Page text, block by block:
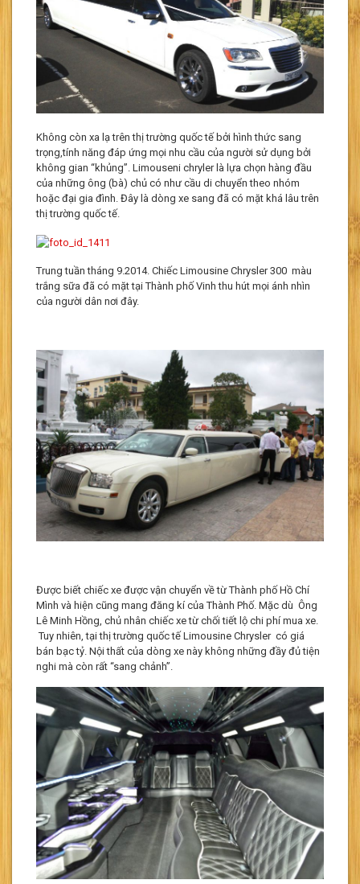
Không còn xa lạ trên thị trường quốc tế bởi hình thức sang
trọng,tính năng đáp ứng mọi nhu cầu của người sử dụng bởi
không gian “khủng”. Limouseni chryler là lựa chọn hàng đầu
của những ông (bà) chủ có như cầu di chuyển theo nhóm
hoặc đại gia đình. Đây là dòng xe sang đã có mặt khá lâu trên
thị trường quốc tế.
Trung tuần tháng 9.2014. Chiếc Limousine Chrysler 300 màu
trắng sữa đã có mặt tại Thành phố Vinh thu hút mọi ánh nhìn
của người dân nơi đây.
Được biết chiếc xe được vận chuyển về từ Thành phố Hồ Chí
Mình và hiện cũng mang đăng kí của Thành Phố. Mặc dù Ông
Lê Minh Hồng, chủ nhân chiếc xe từ chối tiết lộ chi phí mua xe.
Tuy nhiên, tại thị trường quốc tế Limousine Chrysler có giá
bán bạc tỷ. Nội thất của dòng xe này không những đầy đủ tiện
nghi mà còn rất “sang chảnh”.